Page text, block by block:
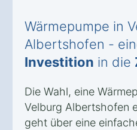
Wärmepumpe in
Albertshofen -
Investition in die
Die Wahl, eine
Velburg Albertshofen
geht über eine